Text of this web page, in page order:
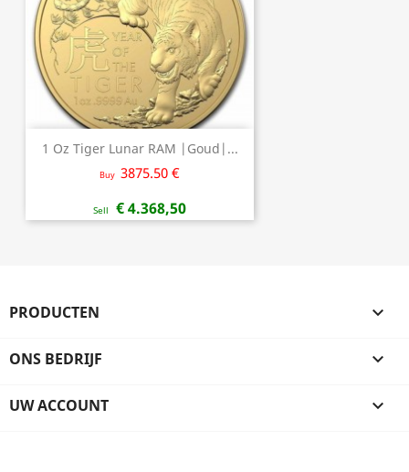
1 Oz Tiger Lunar RAM |Goud|...
Buy 3875.50 €
Sell € 4.368,50
PRODUCTEN 
ONS BEDRIJF 
UW ACCOUNT 